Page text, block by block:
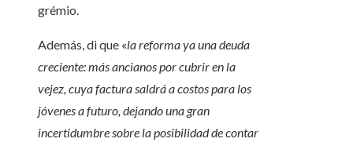
grémio.
Además, di que «la reforma ya una deuda
creciente: más ancianos por cubrir en la
vejez, cuya factura saldrá a costos para los
jóvenes a futuro, dejando una gran
incertidumbre sobre la posibilidad de contar